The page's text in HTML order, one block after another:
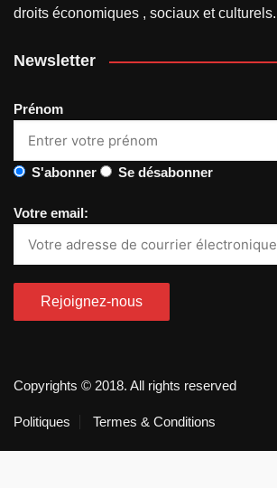
droits économiques , sociaux et culturels.
Newsletter
Prénom
S'abonner Se désabonner
Votre email:
Copyrights © 2018. All rights reserved
Politiques Termes & Conditions